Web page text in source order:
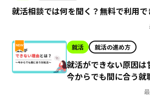
就活相談では何を聞く？無料で利用
就活 就活の進め方
就活ができない原因は
今からでも間に合う就